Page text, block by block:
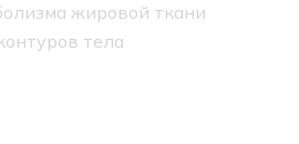
жировой ткани
тела